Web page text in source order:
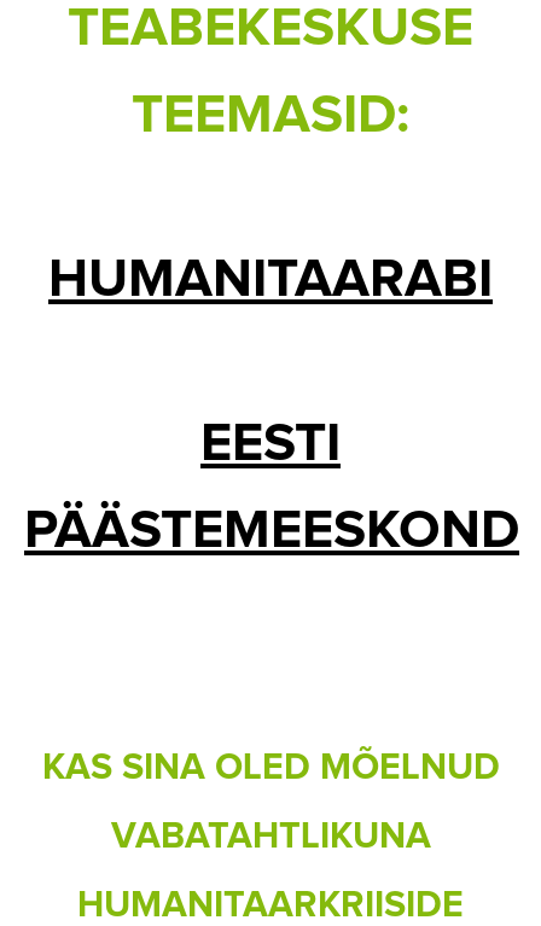
TEABEKESKUSE
TEEMASID:
HUMANITAARABI
EESTI
PÄÄSTEMEESKOND
KAS SINA OLED MÕELNUD
VABATAHTLIKUNA
HUMANITAARKRIISIDE